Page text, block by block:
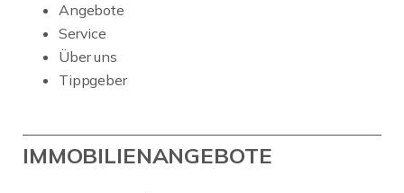
Angebote
Service
Über uns
Tippgeber
IMMOBILIENANGEBOTE